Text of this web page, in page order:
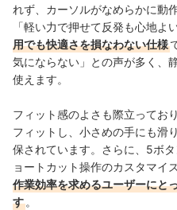
れず、カーソルがなめらかに動
「軽い力で押せて反発も心地よ
用でも快適さを損なわない仕様
気にならない」との声が多く、
使えます。
フィット感のよさも際立ってお
フィットし、小さめの手にも滑
保されています。さらに、5ボ
ョートカット操作のカスタマイ
作業効率を求めるユーザーにと
す 。